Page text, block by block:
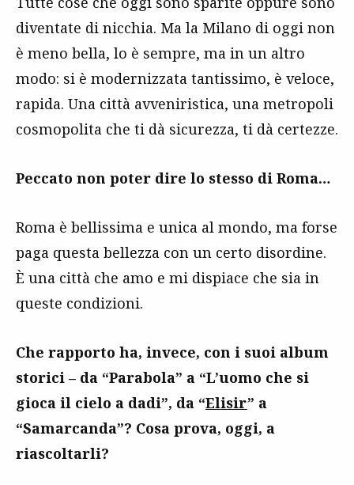
diventate di nicchia. Ma la Milano di oggi non
è meno bella, lo è sempre, ma in un altro
modo: si è modernizzata tantissimo, è veloce,
rapida. Una città avveniristica, una metropoli
cosmopolita che ti dà sicurezza, ti dà certezze.
Peccato non poter dire lo stesso di Roma…
Roma è bellissima e unica al mondo, ma forse
paga questa bellezza con un certo disordine.
È una città che amo e mi dispiace che sia in
queste condizioni.
Che rapporto ha, invece, con i suoi album
storici – da “Parabola” a “L’uomo che si
gioca il cielo a dadi”, da “Elisir” a
“Samarcanda”? Cosa prova, oggi, a
riascoltarli?